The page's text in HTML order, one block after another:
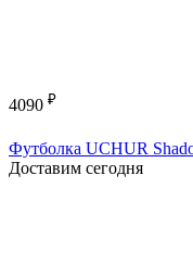
4090 ₽
Футболка UCHUR
Доставим сегодня